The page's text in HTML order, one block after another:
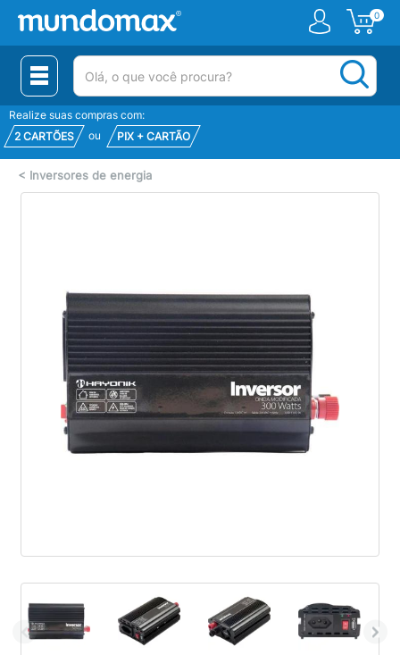
0
(pesquisar)
Realize suas compras com:
2 CARTÕES
ou PIX + CARTÃO
< Inversores de energia